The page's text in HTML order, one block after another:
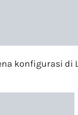
konfigurasi